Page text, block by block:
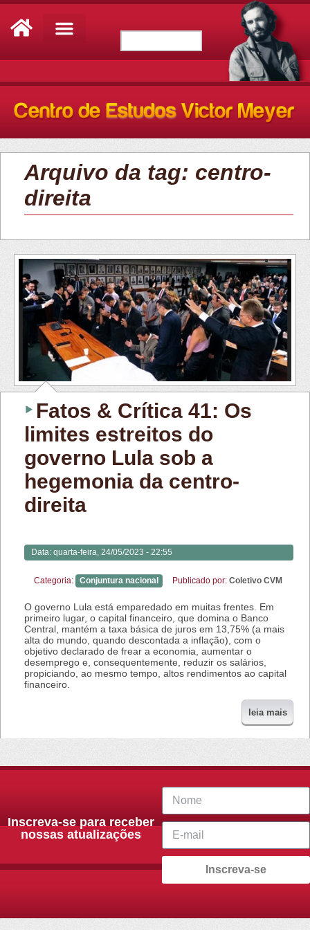
Arquivo da tag: centro-
direita
Fatos & Crítica 41: Os
limites estreitos do
governo Lula sob a
hegemonia da centro-
direita
Data: quarta-feira, 24/05/2023 - 22:55
Categoria: Conjuntura nacional Publicado por: Coletivo CVM
O governo Lula está emparedado em muitas frentes. Em
primeiro lugar, o capital financeiro, que domina o Banco
Central, mantém a taxa básica de juros em 13,75% (a mais
alta do mundo, quando descontada a inflação), com o
objetivo declarado de frear a economia, aumentar o
desemprego e, consequentemente, reduzir os salários,
propiciando, ao mesmo tempo, altos rendimentos ao capital
financeiro.
leia mais
Inscreva-se para receber
nossas atualizações
Inscreva-se